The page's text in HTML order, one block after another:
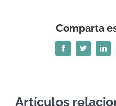
Comparta
FacebookTwitter
Artículos